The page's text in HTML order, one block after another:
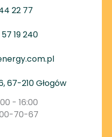
22 77
57 19 240
67-210 Głogów
- 16:00
70-67